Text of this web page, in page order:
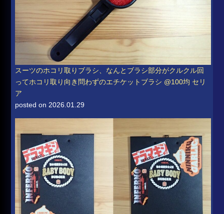
スーツのホコリ取りブラシ、なんとブラシ部分がクルクル回
ってホコリ取り向き問わずのエチケットブラシ @100均 セリ
ア
posted on 2026.01.29